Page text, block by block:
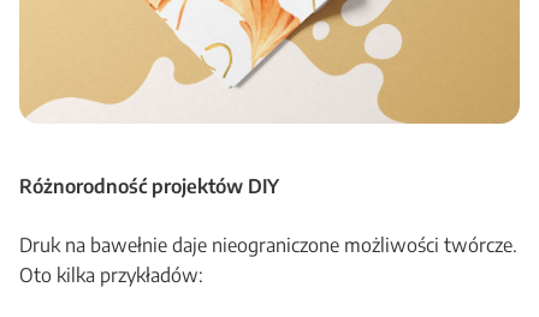
Różnorodność projektów DIY
Druk na bawełnie daje nieograniczone możliwości twórcze.
Oto kilka przykładów: